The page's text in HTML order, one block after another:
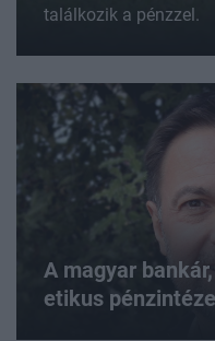
találkozik a pénzzel.
A magyar
etikus